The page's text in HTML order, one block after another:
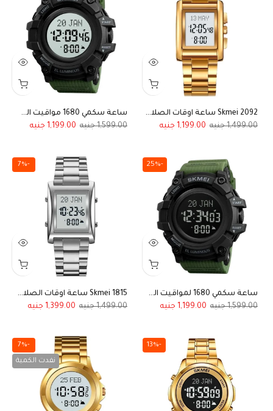
2092 Skmei ساعة اوقات الصلاة بلون ذهبي
1,499.00
1,199.00
ساعة سكمي 1680 مواقيت الصلاة تصميم رياضي مطاطي أخضر
1,599.00
1,199.00
-25%
ساعة سكمي 1680 لمواقيت الصلاة تصميم رياضي مطاطي أخضر داكن
1,599.00
1,199.00
-7%
Skmei 1815 ساعة اوقات الصلاة ستيل فضي
1,499.00
1,399.00
-13%
-7%
نفدت الكمية